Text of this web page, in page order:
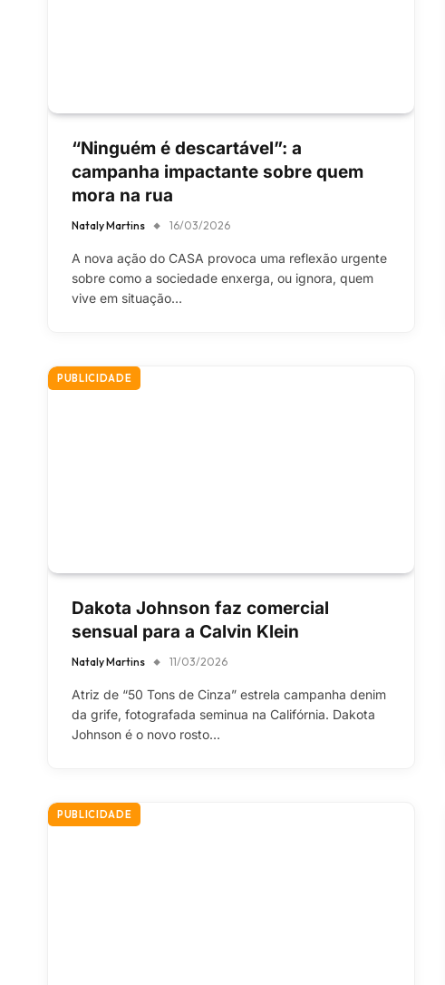
“Ninguém é descartável”: a
campanha impactante sobre quem
mora na rua
Nataly Martins 16/03/2026
A nova ação do CASA provoca uma reflexão urgente
sobre como a sociedade enxerga, ou ignora, quem
vive em situação…
PUBLICIDADE
Dakota Johnson faz comercial
sensual para a Calvin Klein
Nataly Martins 11/03/2026
Atriz de “50 Tons de Cinza” estrela campanha denim
da grife, fotografada seminua na Califórnia. Dakota
Johnson é o novo rosto…
PUBLICIDADE